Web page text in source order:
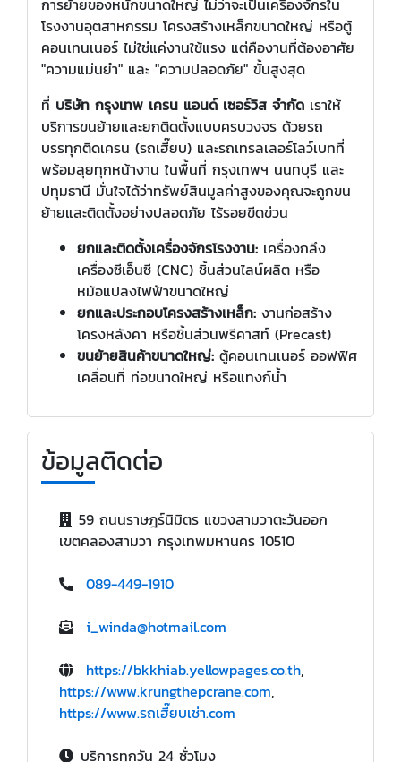
โรงงานอุตสาหกรรม โครงสร้างเหล็กขนาดใหญ่ หรือตู้
คอนเทนเนอร์ ไม่ใช่แค่งานใช้แรง แต่คืองานที่ต้องอาศัย
"ความแม่นยำ" และ "ความปลอดภัย" ขั้นสูงสุด
ที่ บริษัท กรุงเทพ เครน แอนด์ เซอร์วิส จำกัด เราให้
บริการขนย้ายและยกติดตั้งแบบครบวงจร ด้วยรถ
บรรทุกติดเครน (รถเฮี๊ยบ) และรถเทรลเลอร์โลว์เบทที่
พร้อมลุยทุกหน้างาน ในพื้นที่ กรุงเทพฯ นนทบุรี และ
ปทุมธานี มั่นใจได้ว่าทรัพย์สินมูลค่าสูงของคุณจะถูกขน
ย้ายและติดตั้งอย่างปลอดภัย ไร้รอยขีดข่วน
ยกและติดตั้งเครื่องจักรโรงงาน: เครื่องกลึง
เครื่องซีเอ็นซี (CNC) ชิ้นส่วนไลน์ผลิต หรือ
หม้อแปลงไฟฟ้าขนาดใหญ่
ยกและประกอบโครงสร้างเหล็ก: งานก่อสร้าง
โครงหลังคา หรือชิ้นส่วนพรีคาสท์ (Precast)
ขนย้ายสินค้าขนาดใหญ่: ตู้คอนเทนเนอร์ ออฟฟิศ
เคลื่อนที่ ท่อขนาดใหญ่ หรือแทงก์น้ำ
ข้อมูลติดต่อ
59 ถนนราษฎร์นิมิตร แขวงสามวาตะวันออก
เขตคลองสามวา กรุงเทพมหานคร 10510
089-449-1910
i_winda@hotmail.com
https://bkkhiab.yellowpages.co.th,
https://www.krungthepcrane.com,
https://www.รถเฮี๊ยบเช่า.com
บริการทุกวัน 24 ชั่วโมง